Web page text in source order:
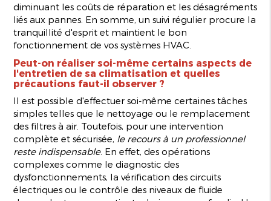
diminuant les coûts de réparation et les désagréments
liés aux pannes. En somme, un suivi régulier procure la
tranquillité d'esprit et maintient le bon
fonctionnement de vos systèmes HVAC.
Peut-on réaliser soi-même certains aspects de
l'entretien de sa climatisation et quelles
précautions faut-il observer ?
Il est possible d'effectuer soi-même certaines tâches
simples telles que le nettoyage ou le remplacement
des filtres à air. Toutefois, pour une intervention
complète et sécurisée, le recours à un professionnel
reste indispensable. En effet, des opérations
complexes comme le diagnostic des
dysfonctionnements, la vérification des circuits
électriques ou le contrôle des niveaux de fluide